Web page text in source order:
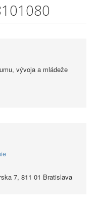
vývoja a mládeže
7, 811 01 Bratislava